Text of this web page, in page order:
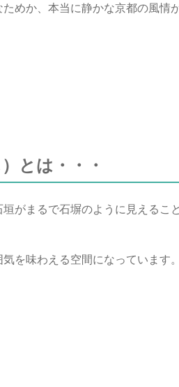
めか、本当に静かな京都の風情
とは・・・
がまるで石塀のように見えるこ
を味わえる空間になっています。